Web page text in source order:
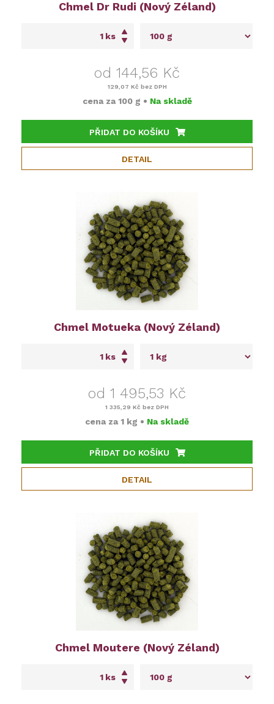
Chmel Dr Rudi (Nový Zéland)
ks
od 144,56 Kč
129,07 Kč bez DPH
cena za 100 g • Na skladě
PŘIDAT DO KOŠÍKU
DETAIL
Chmel Motueka (Nový Zéland)
ks
od 1 495,53 Kč
1 335,29 Kč bez DPH
cena za 1 kg • Na skladě
PŘIDAT DO KOŠÍKU
DETAIL
Chmel Moutere (Nový Zéland)
ks